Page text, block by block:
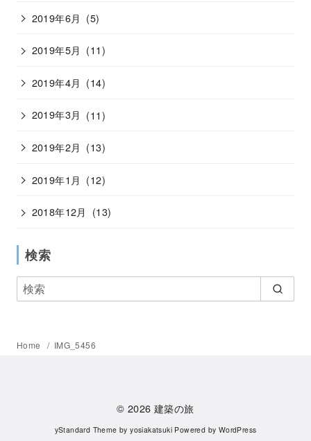
2019年6月 (5)
2019年5月 (11)
2019年4月 (14)
2019年3月 (11)
2019年2月 (13)
2019年1月 (12)
2018年12月 (13)
検索
Home IMG_5456
© 2026建築の旅
yStandard Theme byyosiakatsuki Powered by WordPress